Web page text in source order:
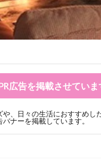
広告を掲載させていま
や、日々の生活におすすめし
バナーを掲載しています。